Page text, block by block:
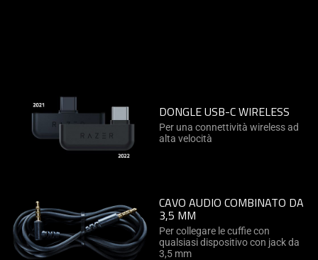
DONGLE USB-C WIRELESS
Per una connettività wireless ad
alta velocità
CAVO AUDIO COMBINATO DA
3,5 MM
Per collegare le cuffie con
qualsiasi dispositivo con jack da
3,5 mm